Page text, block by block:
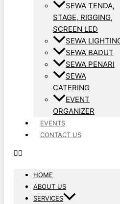
SEWA TENDA,
STAGE, RIGGING,
SCREEN LED
SEWA
SEWA BADUT
SEWA PENARI
SEWA
CATERING
EVENT
ORGANIZER
EVENTS
CONTACT US
HOME
ABOUT US
SERVICES